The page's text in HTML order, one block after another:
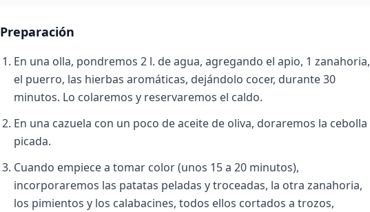
Preparación
En una olla, pondremos 2 l. de agua, agregando el apio, 1 zanahoria,
el puerro, las hierbas aromáticas, dejándolo cocer, durante 30
minutos. Lo colaremos y reservaremos el caldo.
En una cazuela con un poco de aceite de oliva, doraremos la cebolla
picada.
Cuando empiece a tomar color (unos 15 a 20 minutos),
incorporaremos las patatas peladas y troceadas, la otra zanahoria,
los pimientos y los calabacines, todos ellos cortados a trozos,